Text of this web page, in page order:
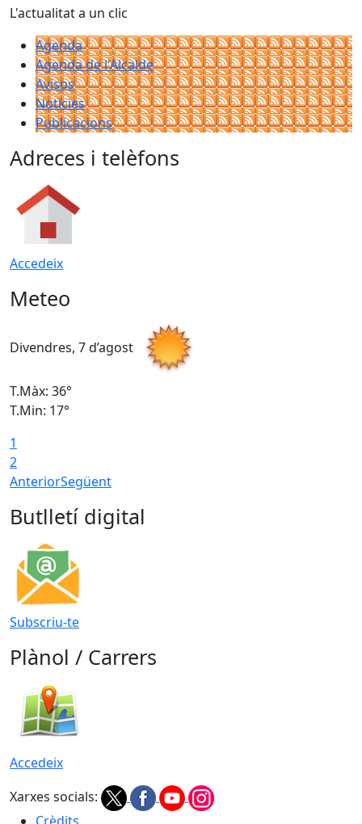
L'actualitat a un clic
Agenda
Agenda de l'Alcalde
Avisos
Notícies
Publicacions
Adreces i telèfons
Accedeix
Meteo
Divendres, 7 d’agost
T.Màx: 36°
T.Min: 17°
1
2
AnteriorSegüent
Butlletí digital
Subscriu-te
Plànol / Carrers
Accedeix
Xarxes socials: